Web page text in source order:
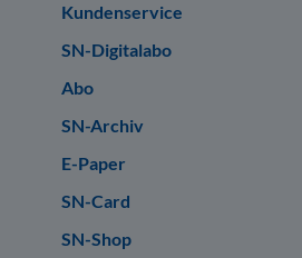
Kundenservice
SN-Digitalabo
Abo
SN-Archiv
E-Paper
SN-Card
SN-Shop